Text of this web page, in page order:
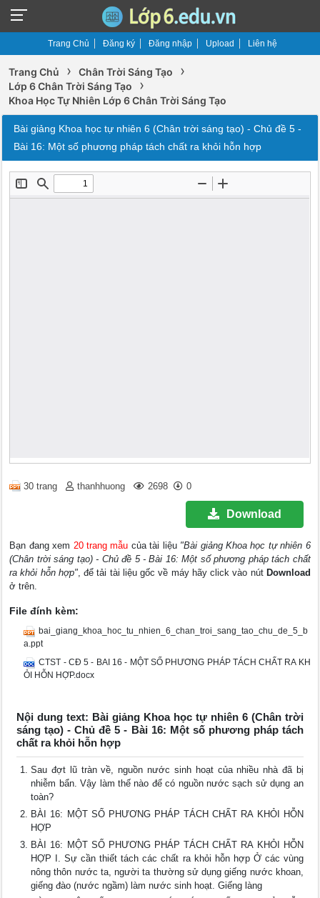
Trang Chủ Đăng ký Đăng nhập Upload Liên hệ
Trang Chủ › Chân Trời Sáng Tạo ›
Lớp 6 Chân Trời Sáng Tạo ›
Khoa Học Tự Nhiên Lớp 6 Chân Trời Sáng Tạo
Bài giảng Khoa học tự nhiên 6 (Chân trời sáng tạo) - Chủ đề 5 -
Bài 16: Một số phương pháp tách chất ra khỏi hỗn hợp
30 trang thanhhuong 2698 0
Download
Bạn đang xem 20 trang mẫu của tài liệu "Bài giảng Khoa học tự nhiên 6
(Chân trời sáng tạo) - Chủ đề 5 - Bài 16: Một số phương pháp tách chất
ra khỏi hỗn hợp", để tải tài liệu gốc về máy hãy click vào nút Download
ở trên.
File đính kèm:
bai_giang_khoa_hoc_tu_nhien_6_chan_troi_sang_tao_chu_de_5_b
a.ppt
CTST - CĐ 5 - BAI 16 - MỘT SỐ PHƯƠNG PHÁP TÁCH CHẤT RA KH
ỎI HỖN HỢP.docx
Nội dung text: Bài giảng Khoa học tự nhiên 6 (Chân trời
sáng tạo) - Chủ đề 5 - Bài 16: Một số phương pháp tách
chất ra khỏi hỗn hợp
Sau đợt lũ tràn về, nguồn nước sinh hoạt của nhiều nhà đã bị
nhiễm bẩn. Vậy làm thế nào để có nguồn nước sạch sử dụng an
toàn?
BÀI 16: MỘT SỐ PHƯƠNG PHÁP TÁCH CHẤT RA KHỎI HỖN
HỢP
BÀI 16: MỘT SỐ PHƯƠNG PHÁP TÁCH CHẤT RA KHỎI HỖN
HỢP I. Sự cần thiết tách các chất ra khỏi hỗn hợp Ở các vùng
nông thôn nước ta, người ta thường sử dụng giếng nước khoan,
giếng đào (nước ngầm) làm nước sinh hoạt. Giếng làng